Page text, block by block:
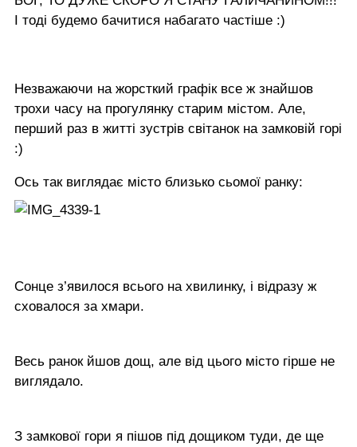
І тоді будемо бачитися набагато частіше :)
Незважаючи на жорсткий графік все ж знайшов
трохи часу на прогулянку старим містом. Але,
перший раз в житті зустрів світанок на замковій горі
:)
Ось так виглядає місто близько сьомої ранку:
Сонце з’явилося всього на хвилинку, і відразу ж
сховалося за хмари.
Весь ранок йшов дощ, але від цього місто гірше не
виглядало.
З замкової гори я пішов під дощиком туди, де ще